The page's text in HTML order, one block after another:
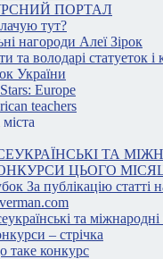
ПОРТАЛ
тут?
нагороди Алеї Зірок
та володарі статуеток і
України
Europe
teachers
ТА
ЦЬОГО
За публікацію статті
та
– стрічка
таке конкурс